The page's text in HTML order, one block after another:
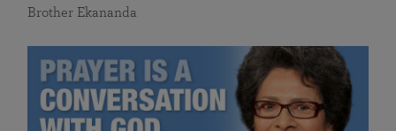
Brother Ekananda